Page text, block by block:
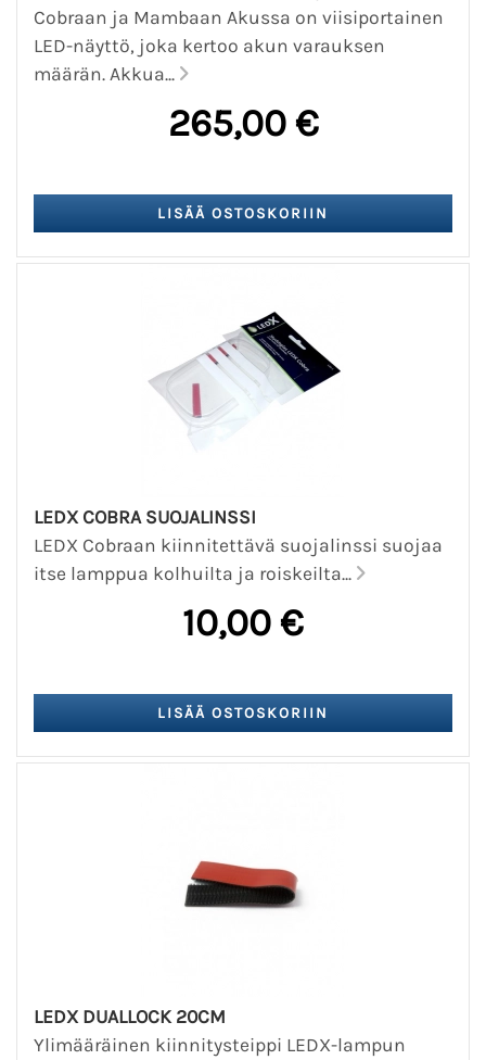
Cobraan ja Mambaan Akussa on viisiportainen
LED-näyttö, joka kertoo akun varauksen
määrän. Akkua...
265,00 €
LEDX COBRA SUOJALINSSI
LEDX Cobraan kiinnitettävä suojalinssi suojaa
itse lamppua kolhuilta ja roiskeilta...
10,00 €
LEDX DUALLOCK 20CM
Ylimääräinen kiinnitysteippi LEDX-lampun